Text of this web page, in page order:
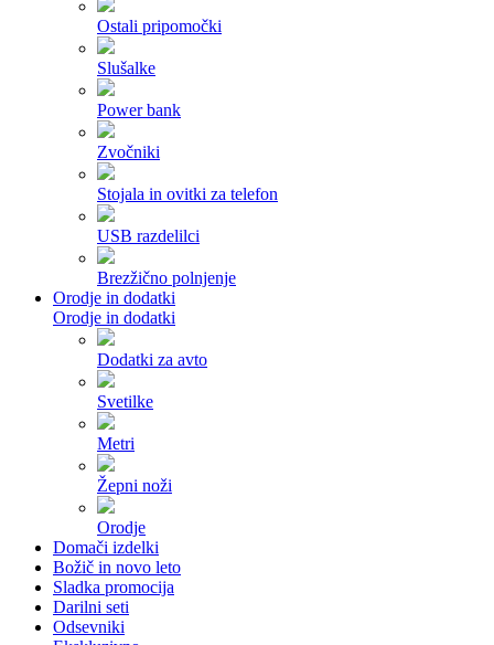
Ostali pripomočki
Slušalke
Power bank
Zvočniki
Stojala in ovitki za telefon
USB razdelilci
Brezžično polnjenje
Orodje in dodatki
Orodje in dodatki
Dodatki za avto
Svetilke
Metri
Žepni noži
Orodje
Domači izdelki
Božič in novo leto
Sladka promocija
Darilni seti
Odsevniki